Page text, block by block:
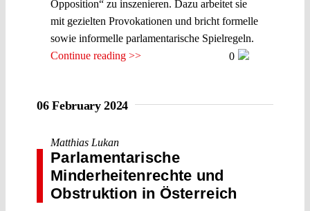
Opposition“ zu inszenieren. Dazu arbeitet sie
mit gezielten Provokationen und bricht formelle
sowie informelle parlamentarische Spielregeln.
Continue reading >>
0
06 February 2024
Matthias Lukan
Parlamentarische
Minderheitenrechte und
Obstruktion in Österreich